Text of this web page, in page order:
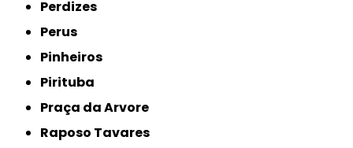
Perdizes
Perus
Pinheiros
Pirituba
Praça da Arvore
Raposo Tavares